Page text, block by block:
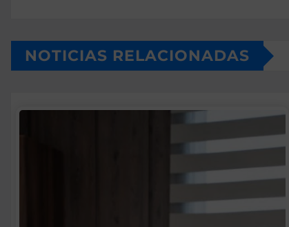
NOTICIAS RELACIONADAS